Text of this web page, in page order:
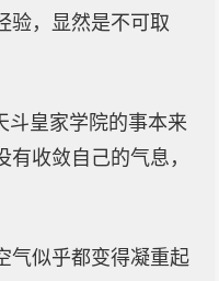
验，显然是不可取
斗皇家学院的事本来
收敛自己的气息，
气似乎都变得凝重起